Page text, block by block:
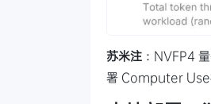
苏米注 ：NVFP4
署 Computer Use